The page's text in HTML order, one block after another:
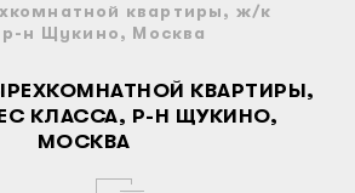
квартиры, ж/к
р-н Щукино, Москва
КВАРТИРЫ,
КЛАССА, Р-Н ЩУКИНО,
МОСКВА